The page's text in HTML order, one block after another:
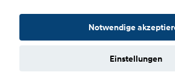
Copyright © 2026. Autohaus
Notwendige
Einstellungen